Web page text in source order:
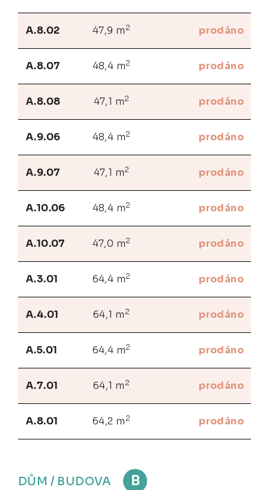
A.8.02 47,9 m 2 prodáno
A.8.07 48,4 m2 prodáno
A.8.08 47,1 m2 prodáno
A.9.06 48,4 m2 prodáno
A.9.07 47,1 m2 prodáno
A.10.06 48,4 m2 prodáno
A.10.07 47,0 m2 prodáno
A.3.01 64,4 m2 prodáno
A.4.01 64,1 m 2 prodáno
A.5.01 64,4 m2 prodáno
A.7.01 64,1 m 2 prodáno
A.8.01 64,2 m 2 prodáno
DŮM / BUDOVA B